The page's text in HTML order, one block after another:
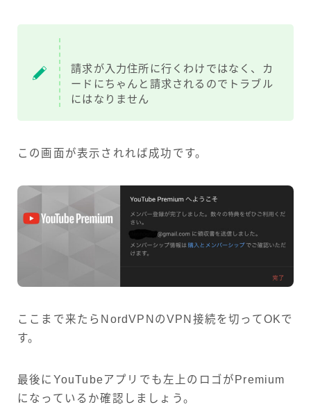
請求が入力住所に行くわけではなく、カ
ードにちゃんと請求されるのでトラブル
にはなりません
この画面が表示されれば成功です。
ここまで来たらNordVPNのVPN接続を切ってOKで
す。
最後にYouTubeアプリでも左上のロゴがPremium
になっているか確認しましょう。